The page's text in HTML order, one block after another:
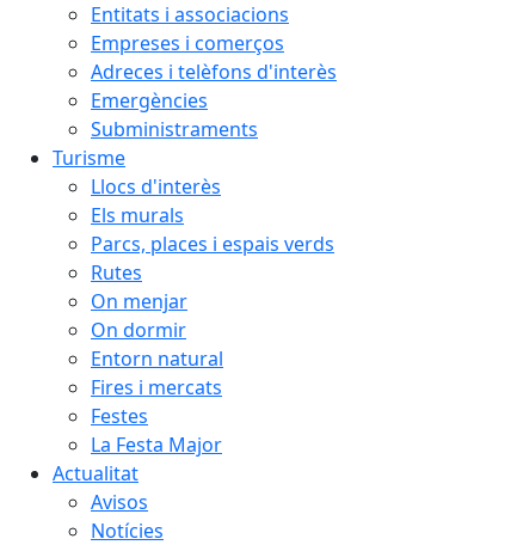
Entitats i associacions
Empreses i comerços
Adreces i telèfons d'interès
Emergències
Subministraments
Turisme
Llocs d'interès
Els murals
Parcs, places i espais verds
Rutes
On menjar
On dormir
Entorn natural
Fires i mercats
Festes
La Festa Major
Actualitat
Avisos
Notícies